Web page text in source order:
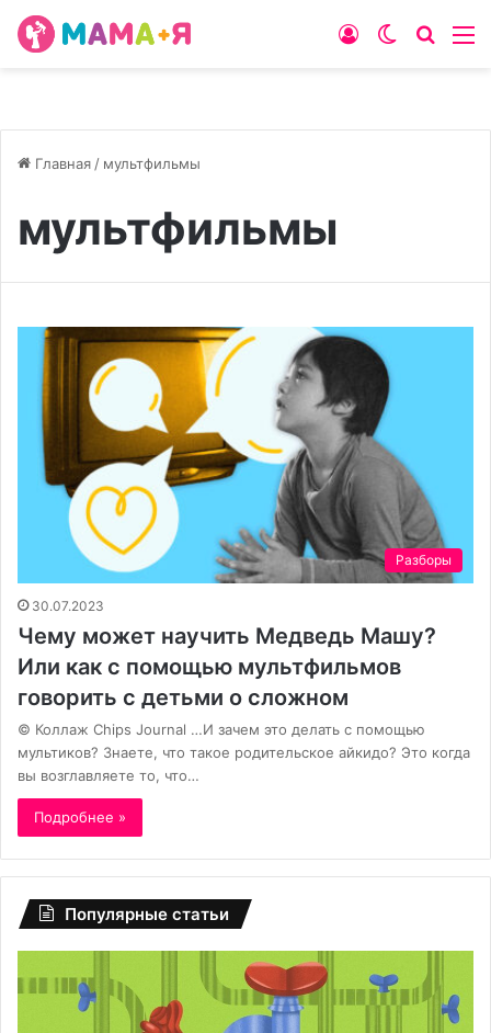
Switch
Войти
Главная / мультфильмы
мультфильмы
Разборы
30.07.2023
Чему может научить Медведь Машу?
Или как с помощью мультфильмов
говорить с детьми о сложном
© Коллаж Chips Journal …И зачем это делать с помощью
мультиков? Знаете, что такое родительское айкидо? Это когда
вы возглавляете то, что…
Подробнее »
Популярные статьи
не надо»:
монолог